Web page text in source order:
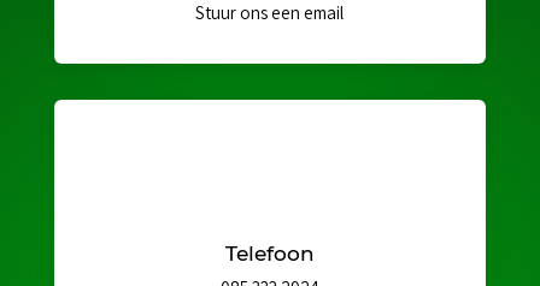
Stuur ons een email
Telefoon